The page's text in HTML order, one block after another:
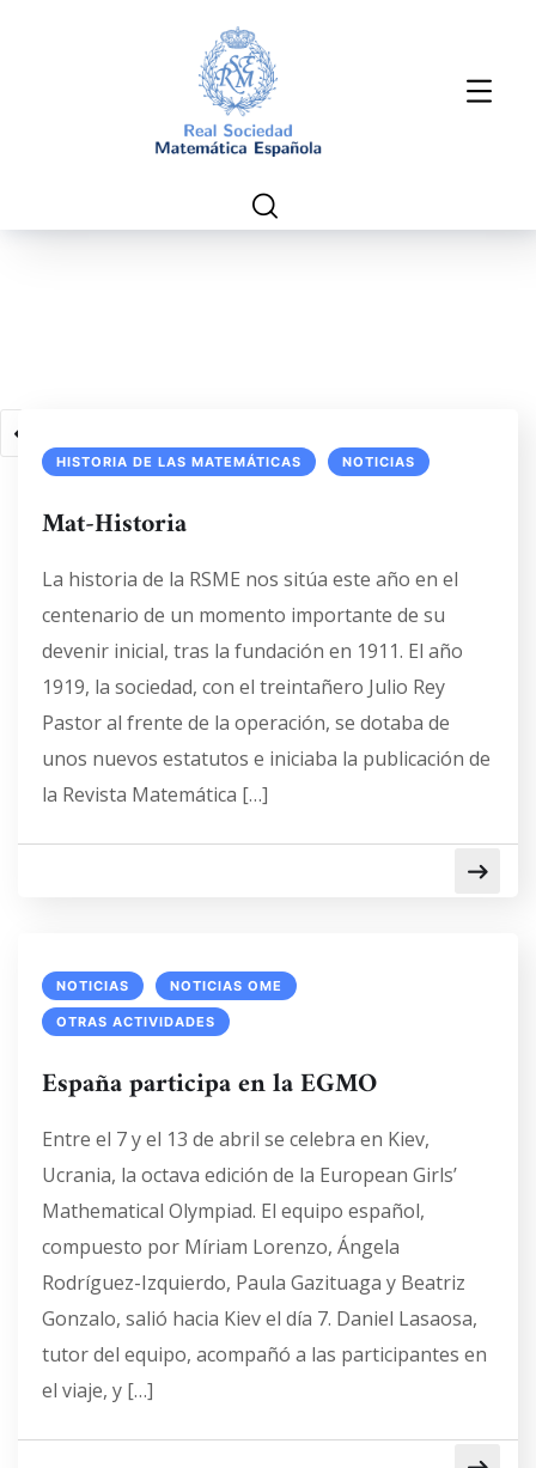
HISTORIA DE LAS MATEMÁTICAS NOTICIAS
Mat-Historia
La historia de la RSME nos sitúa este año en el
centenario de un momento importante de su
devenir inicial, tras la fundación en 1911. El año
1919, la sociedad, con el treintañero Julio Rey
Pastor al frente de la operación, se dotaba de
unos nuevos estatutos e iniciaba la publicación de
la Revista Matemática […]
NOTICIAS NOTICIAS OME
OTRAS ACTIVIDADES
España participa en la EGMO
Entre el 7 y el 13 de abril se celebra en Kiev,
Ucrania, la octava edición de la European Girls’
Mathematical Olympiad. El equipo español,
compuesto por Míriam Lorenzo, Ángela
Rodríguez-Izquierdo, Paula Gazituaga y Beatriz
Gonzalo, salió hacia Kiev el día 7. Daniel Lasaosa,
tutor del equipo, acompañó a las participantes en
el viaje, y […]